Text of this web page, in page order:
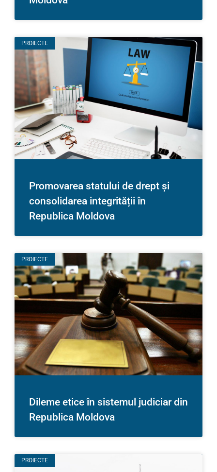
PROIECTE
Promovarea statului de drept și
consolidarea integrității în
Republica Moldova
PROIECTE
Dileme etice în sistemul judiciar din
Republica Moldova
PROIECTE